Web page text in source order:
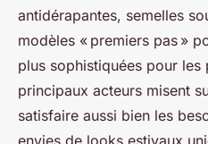
antidérapantes, semelles
modèles « premiers pas »
plus sophistiquées pour les
principaux acteurs misent
satisfaire aussi bien les
envies de looks estivaux